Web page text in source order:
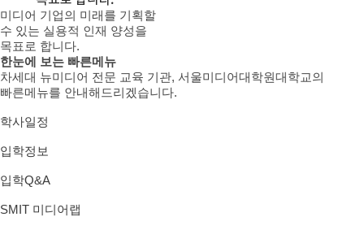
미디어 기업의 미래를 기획할
수 있는 실용적 인재 양성을
목표로 합니다.
한눈에 보는 빠른메뉴
차세대 뉴미디어 전문 교육 기관, 서울미디어대학원대학교의
빠른메뉴를 안내해드리겠습니다.
학사일정
입학정보
입학Q&A
SMIT 미디어랩